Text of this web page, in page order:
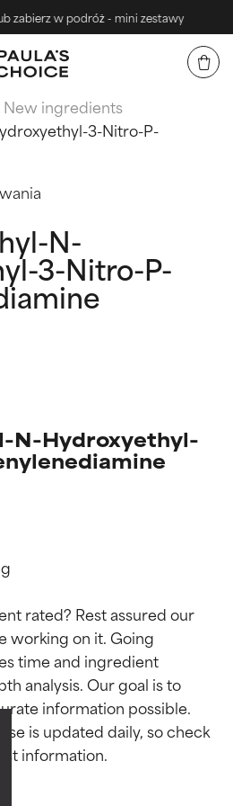
zabierz w podróż - mini zestawy
New ingredients
3-Nitro-P-
N-
3-Nitro-P-
N-Hydroxyethyl-
rated? Rest assured our
working on it. Going
time and ingredient
analysis. Our goal is to
information possible.
is updated daily, so check
i potwierdzone
badania.
i potwierdzone
badania.